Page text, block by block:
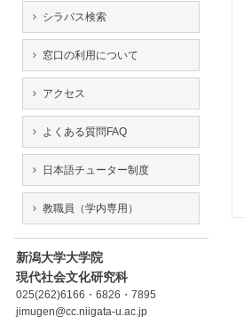
シラバス検索
窓口の利用について
アクセス
よくある質問FAQ
日本語チューター制度
教職員（学内専用）
新潟大学大学院
現代社会文化研究科
025(262)6166・6826・7895
jimugen@cc.niigata-u.ac.jp